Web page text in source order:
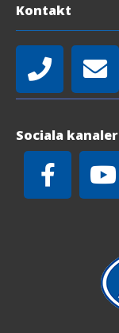
Kontakt
Sociala kanaler